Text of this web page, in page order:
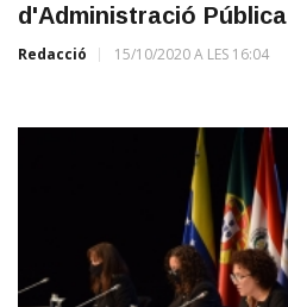
d'Administració Pública
Redacció 15/10/2020 A LES 16:04